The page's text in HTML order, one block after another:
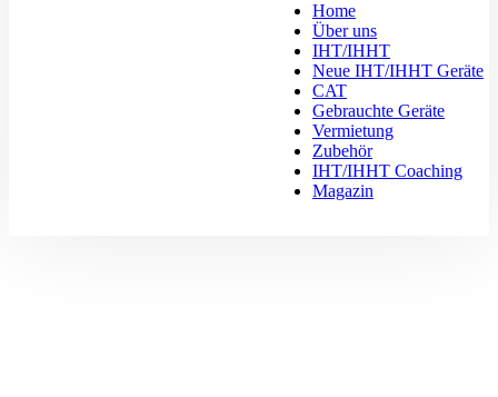
Home
Über uns
IHT/IHHT
Neue IHT/IHHT Geräte
CAT
Gebrauchte Geräte
Vermietung
Zubehör
IHT/IHHT Coaching
Magazin